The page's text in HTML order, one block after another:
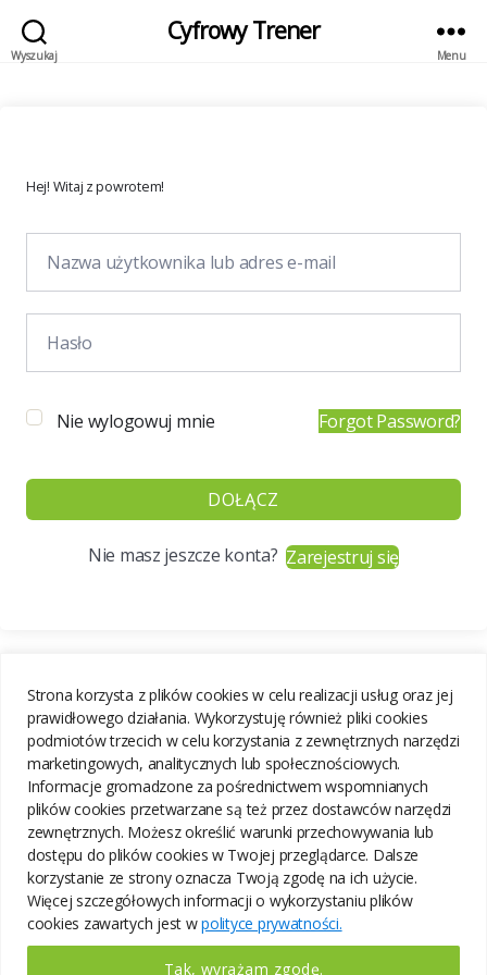
Strona korzysta z plików cookies w celu realizacji usług oraz jej
prawidłowego działania. Wykorzystuję również pliki cookies
podmiotów trzecich w celu korzystania z zewnętrznych narzędzi
marketingowych, analitycznych lub społecznościowych.
Informacje gromadzone za pośrednictwem wspomnianych
plików cookies przetwarzane są też przez dostawców narzędzi
zewnętrznych. Możesz określić warunki przechowywania lub
dostępu do plików cookies w Twojej przeglądarce. Dalsze
korzystanie ze strony oznacza Twoją zgodę na ich użycie.
Więcej szczegółowych informacji o wykorzystaniu plików
cookies zawartych jest wpolityce prywatności.
Tak, wyrażam zgodę.
Wyszukaj
Cyfrowy Trener
Menu
Hej! Witaj z powrotem!
Nie wylogowuj mnie Forgot Password?
DOŁĄCZ
Nie masz jeszcze konta?Zarejestruj się